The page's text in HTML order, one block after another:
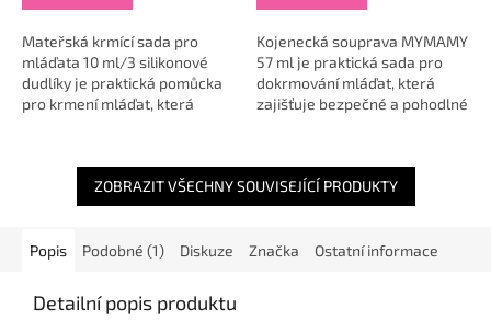
Mateřská krmící sada pro
mláďata 10 ml/3 silikonové
dudlíky je praktická pomůcka
pro krmení mláďat, která
mléka vašim...
Kojenecká souprava MYMAMY
57 ml je praktická sada pro
dokrmování mláďat, která
zajišťuje bezpečné a pohodlné
majitele...
ZOBRAZIT VŠECHNY SOUVISEJÍCÍ PRODUKTY
Popis Podobné (1) Diskuze Značka Ostatní informace
Detailní popis produktu